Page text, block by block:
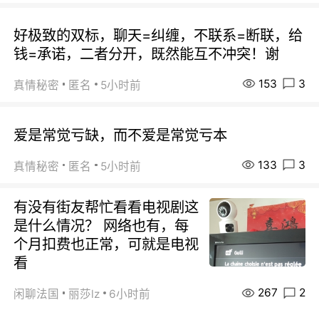
好极致的双标，聊天=纠缠，不联系=断联，给
钱=承诺，二者分开，既然能互不冲突！谢
真情秘密 匿名 5小时前 153 3
爱是常觉亏缺，而不爱是常觉亏本
真情秘密 匿名 5小时前 133 3
有没有街友帮忙看看电视剧这
是什么情况？ 网络也有，每
个月扣费也正常，可就是电视
看
闲聊法国 丽莎lz 6小时前 267 2